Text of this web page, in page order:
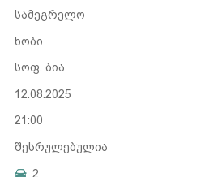
სამეგრელო
ხობი
სოფ. ბია
12.08.2025
21:00
შესრულებულია
2